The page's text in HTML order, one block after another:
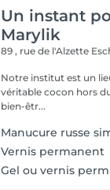
Un instant
Marylik
89 , rue de l'Alzette
Notre institut est un
véritable cocon hors
bien-êtr...
Manucure russe
Vernis permanent
Gel ou vernis